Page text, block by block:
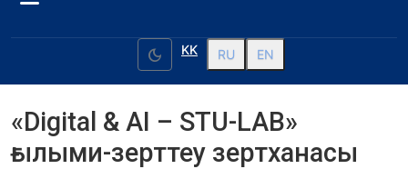
dark_mode KK RU EN
«Digital & AI – STU-LAB»
ғылыми-зерттеу зертханасы